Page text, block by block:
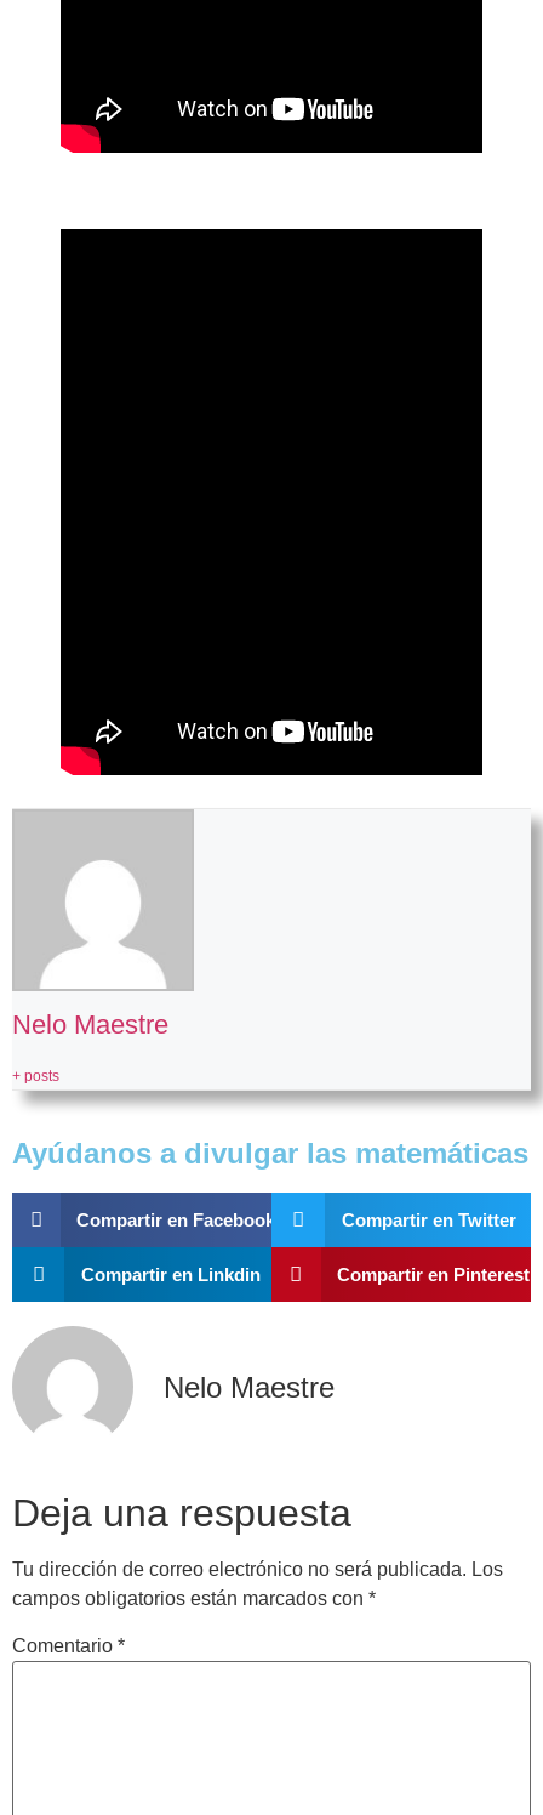
Nelo Maestre
+ posts
Ayúdanos a divulgar las matemáticas
Compartir en Facebook Compartir en Twitter
Compartir en Linkdin Compartir en Pinterest
Nelo Maestre
Deja una respuesta
Tu dirección de correo electrónico no será publicada. Los
campos obligatorios están marcados con *
Comentario *